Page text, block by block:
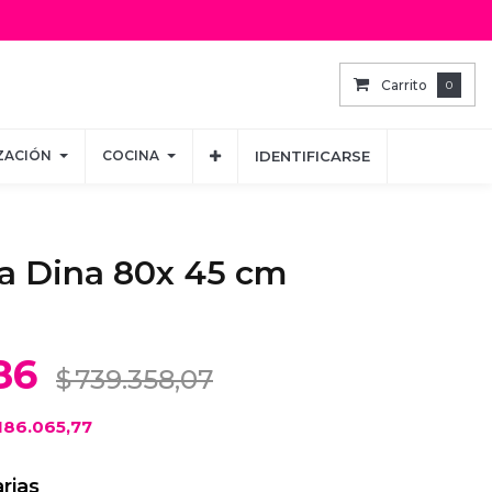
Carrito 0
COCINA IDENTIFICARSE
Carrito 0
COCINA IDENTIFICARSE
Dina 80x 45 cm
$739.358,07